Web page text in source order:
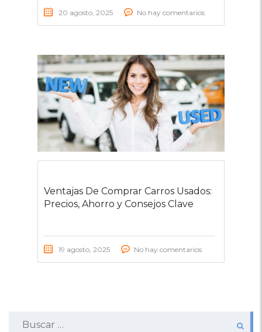
20 agosto, 2025 No hay comentarios
Ventajas De Comprar Carros Usados:
Precios, Ahorro y Consejos Clave
19 agosto, 2025 No hay comentarios